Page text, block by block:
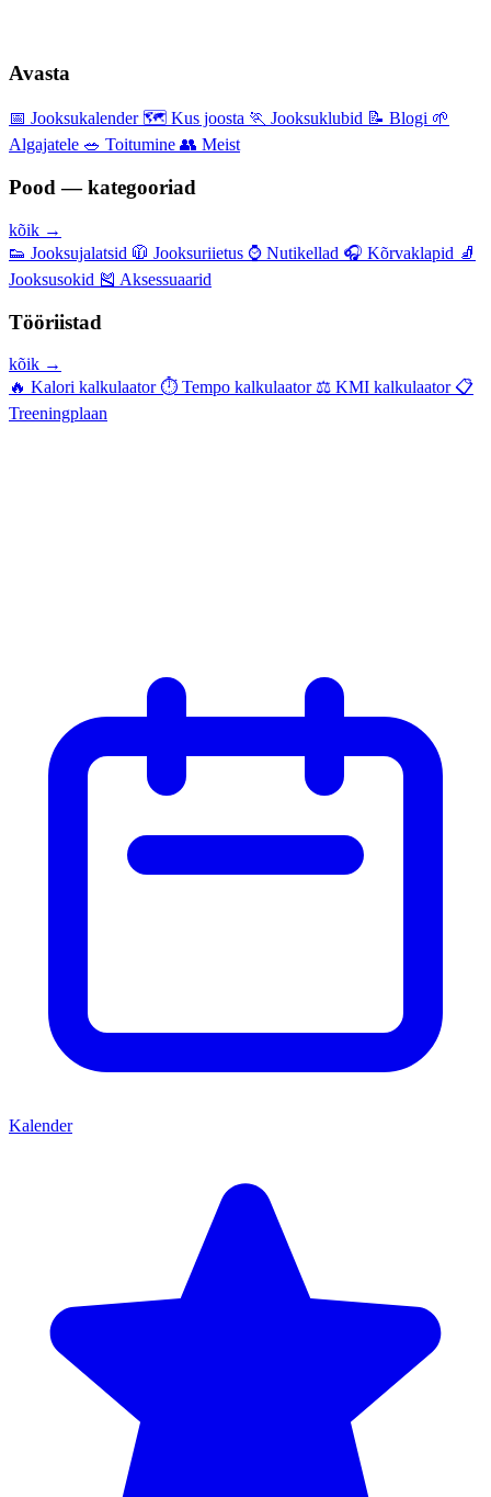
Avasta
📅 Jooksukalender 🗺️ Kus joosta 🏃 Jooksuklubid 📝 Blogi 🌱
Algajatele 🥗 Toitumine 👥 Meist
Pood — kategooriad
kõik →
👟 Jooksujalatsid 🧥 Jooksuriietus ⌚ Nutikellad 🎧 Kõrvaklapid 🧦
Jooksusokid 🎽 Aksessuaarid
Tööriistad
kõik →
🔥 Kalori kalkulaator ⏱️ Tempo kalkulaator ⚖️ KMI kalkulaator 📋
Treeningplaan
Kalender